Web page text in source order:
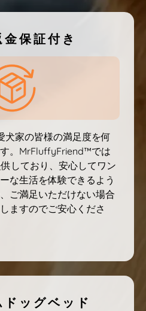
保証付き
家の皆様の満足度を何
。MrFluffyFriend™では
しており、安心してワン
な生活を体験できるよう
ご満足いただけない場合
ますのでご安心くださ
ッグベッド